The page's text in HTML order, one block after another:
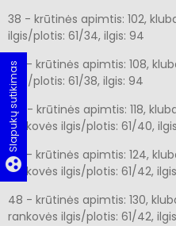
38 - krūtinės apimtis: 102,
ilgis/plotis: 61/34, ilgis: 94
40 - krūtinės apimtis: 108,
ilgis/plotis: 61/38, ilgis: 94
44 - krūtinės apimtis: 118,
rankovės ilgis/plotis: 61/40,
46 - krūtinės apimtis: 124,
rankovės ilgis/plotis: 61/42,
48 - krūtinės apimtis: 130,
rankovės ilgis/plotis: 61/42,
group_work
Slapukų sutikimas